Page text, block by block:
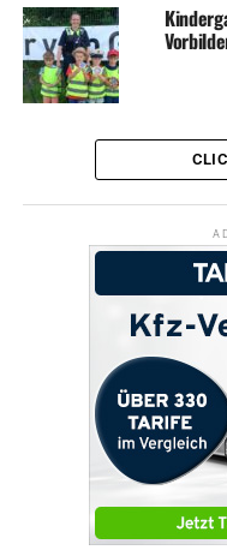
der Fachdienst Jugend
für das
nächsten Wochen
aufzunehmen.
Symbolfoto / Archiv
RELATED TOPICS: KINDER
Intensiv –
DON'T MISS